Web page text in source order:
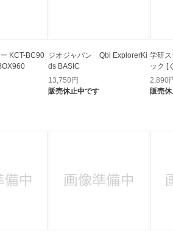
KCT-BC90 ジオジャパン Qbi ExplorerKi
ds BASIC
13,750円
販売休止中です
学研
ック [
2,890
販売